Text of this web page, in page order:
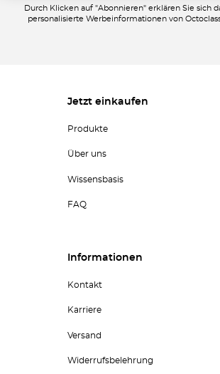
Durch Klicken auf "Abonnieren" erklären Sie sich
personalisierte Werbeinformationen von
Jetzt einkaufen
Produkte
Über uns
Wissensbasis
FAQ
Informationen
Kontakt
Karriere
Versand
Widerrufsbelehrung